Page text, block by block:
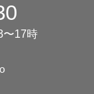
〜17時